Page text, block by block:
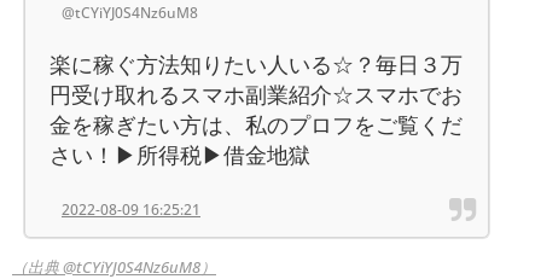
@tCYiYJ0S4Nz6uM8
楽に稼ぐ方法知りたい人いる☆？毎日３万
円受け取れるスマホ副業紹介☆スマホでお
金を稼ぎたい方は、私のプロフをご覧くだ
さい！▶所得税▶借金地獄
2022-08-09 16:25:21
（出典 @tCYiYJ0S4Nz6uM8）